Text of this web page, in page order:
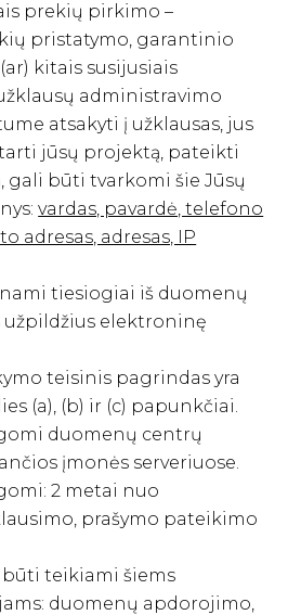
prekių pirkimo –
pristatymo, garantinio
kitais susijusiais
administravimo
atsakyti į užklausas, jus
jūsų projektą, pateikti
gali būti tvarkomi šie Jūsų
vardas, pavardė, telefono
adresas, adresas, IP
tiesiogiai iš duomenų
užpildžius elektroninę
teisinis pagrindas yra
(a), (b) ir (c) papunkčiai.
duomenų centrų
įmonės serveriuose.
2 metai nuo
prašymo pateikimo
teikiami šiems
duomenų apdorojimo,